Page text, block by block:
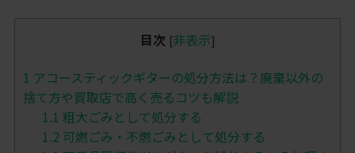
目次 [非表示]
1 アコースティックギターの処分方法は？廃棄以外の
捨て方や買取店で高く売るコツも解説
1.1 粗大ごみとして処分する
1.2 可燃ごみ・不燃ごみとして処分する